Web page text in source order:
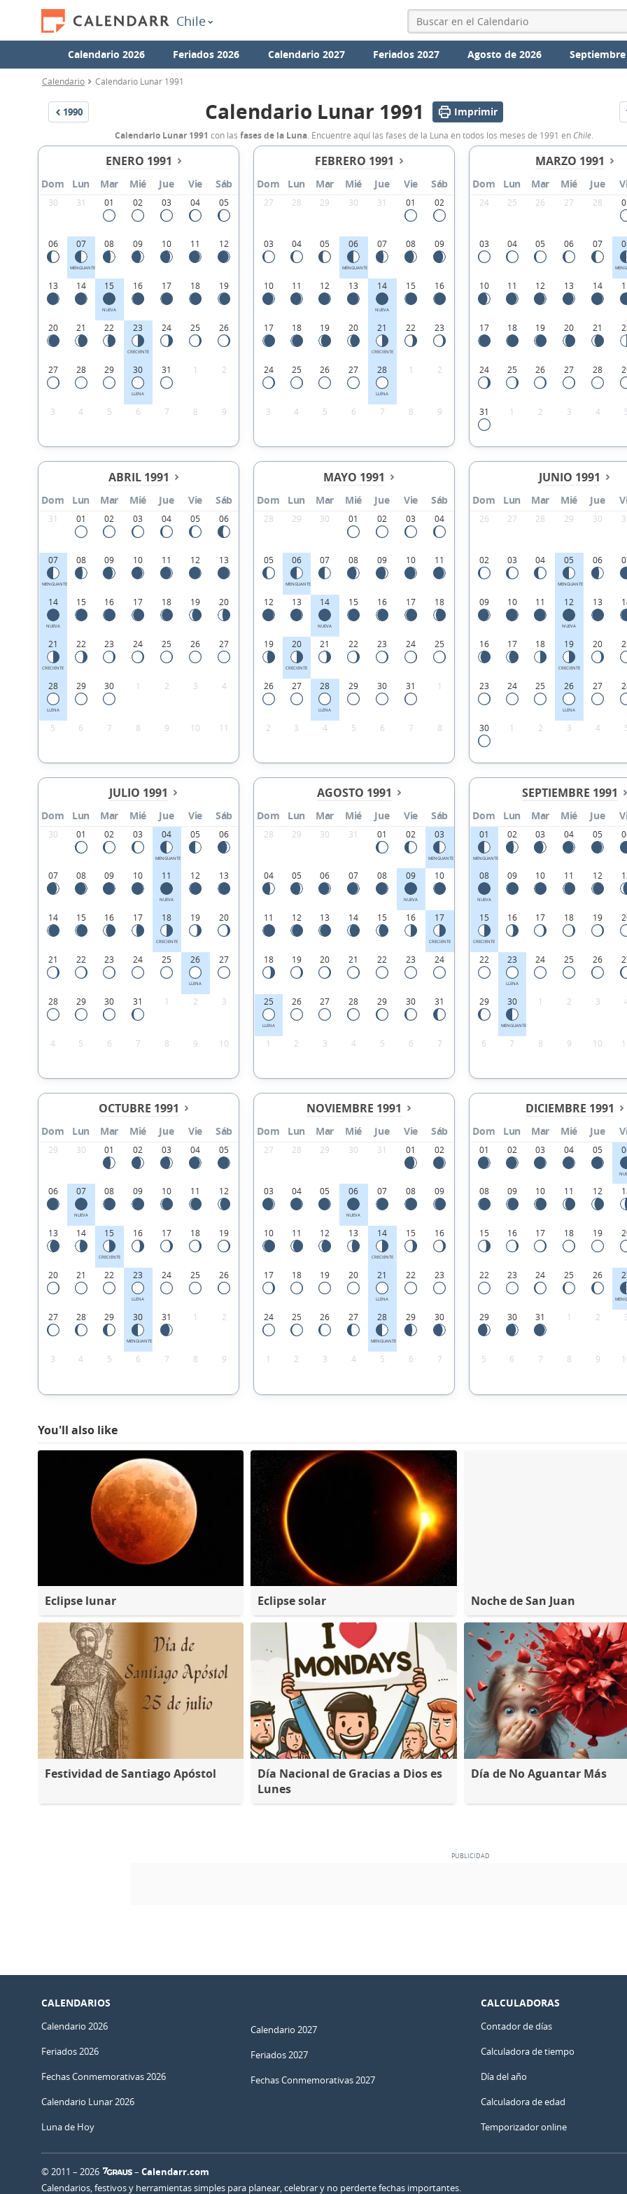
Chile
Calendario 2026 Feriados 2026 Calendario 2027 Feriados 2027 Agosto de 2026
Calendario Calendario Lunar 1991
1990 Calendario Lunar 1991 Imprimir
Calendario Lunar 1991 con las fases de la Luna . Encuentre aquí las fases de la Luna en todos los meses de 1991 en Chile
ENERO 1991
Dom Lun Mar Mié Jue Vie Sáb
30 31 01 02 03 04 05
06 07
MENGUANTE
08 09 10 11 12
13 14 15
NUEVA
16 17 18 19
20 21 22 23
CRECIENTE
24 25 26
27 28 29 30
LLENA
31 1 2
3 4 5 6 7 8 9
FEBRERO 1991
Dom Lun Mar Mié Jue Vie Sáb
27 28 29 30 31 01 02
03 04 05 06
MENGUANTE
07 08 09
10 11 12 13 14
NUEVA
15 16
17 18 19 20 21
CRECIENTE
22 23
24 25 26 27 28
LLENA
1 2
3 4 5 6 7 8 9
MARZO 1991
Dom Lun Mar Mié Jue
24 25 26 27 28
03 04 05 06 07
10 11 12 13 14
17 18 19 20 21
24 25 26 27 28
31 1 2 3 4
ABRIL 1991
Dom Lun Mar Mié Jue Vie Sáb
31 01 02 03 04 05 06
07
MENGUANTE
08 09 10 11 12 13
14
NUEVA
15 16 17 18 19 20
21
CRECIENTE
22 23 24 25 26 27
28
LLENA
29 30 1 2 3 4
5 6 7 8 9 10 11
MAYO 1991
Dom Lun Mar Mié Jue Vie Sáb
28 29 30 01 02 03 04
05 06
MENGUANTE
07 08 09 10 11
12 13 14
NUEVA
15 16 17 18
19 20
CRECIENTE
21 22 23 24 25
26 27 28
LLENA
29 30 31 1
2 3 4 5 6 7 8
JUNIO 1991
Dom Lun Mar Mié Jue
26 27 28 29 30
02 03 04 05
MENGUANTE
06
09 10 11 12
NUEVA
13
16 17 18 19
CRECIENTE
20
23 24 25 26
LLENA
27
30 1 2 3 4
JULIO 1991
Dom Lun Mar Mié Jue Vie Sáb
30 01 02 03 04
MENGUANTE
05 06
07 08 09 10 11
NUEVA
12 13
14 15 16 17 18
CRECIENTE
19 20
21 22 23 24 25 26
LLENA
27
28 29 30 31 1 2 3
4 5 6 7 8 9 10
AGOSTO 1991
Dom Lun Mar Mié Jue Vie Sáb
28 29 30 31 01 02 03
MENGUANTE
04 05 06 07 08 09
NUEVA
10
11 12 13 14 15 16 17
CRECIENTE
18 19 20 21 22 23 24
25
LLENA
26 27 28 29 30 31
1 2 3 4 5 6 7
SEPTIEMBRE 1991
Dom Lun Mar Mié Jue
01
MENGUANTE
02 03 04 05
08
NUEVA
09 10 11 12
15
CRECIENTE
16 17 18 19
22 23
LLENA
24 25 26
29 30
MENGUANTE
1 2 3
6 7 8 9 10
OCTUBRE 1991
Dom Lun Mar Mié Jue Vie Sáb
29 30 01 02 03 04 05
06 07
NUEVA
08 09 10 11 12
13 14 15
CRECIENTE
16 17 18 19
20 21 22 23
LLENA
24 25 26
27 28 29 30
MENGUANTE
31 1 2
3 4 5 6 7 8 9
NOVIEMBRE 1991
Dom Lun Mar Mié Jue Vie Sáb
27 28 29 30 31 01 02
03 04 05 06
NUEVA
07 08 09
10 11 12 13 14
CRECIENTE
15 16
17 18 19 20 21
LLENA
22 23
24 25 26 27 28
MENGUANTE
29 30
1 2 3 4 5 6 7
DICIEMBRE 1991
Dom Lun Mar Mié Jue
01 02 03 04 05
08 09 10 11 12
15 16 17 18 19
22 23 24 25 26
29 30 31 1 2
5 6 7 8 9
You'll also like
Eclipse lunar Eclipse solar Noche de San Juan
Festividad de Santiago Apóstol
Día Nacional de Gracias a Dios es
Lunes
Día de No Aguantar Más
CALENDARIOS
Calendario 2026
Feriados 2026
Fechas Conmemorativas 2026
Calendario Lunar 2026
Luna de Hoy
Calendario 2027
Feriados 2027
Fechas Conmemorativas 2027
CALCULADORAS
Contador de días
Calculadora de tiempo
Día del año
Calculadora de edad
Temporizador online
© 2011 – 2026 – Calendarr.com
Calendarios, festivos y herramientas simples para planear, celebrar y no perderte fechas importantes.